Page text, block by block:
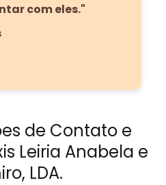
com eles."
de Contato e
Leiria Anabela e
LDA.